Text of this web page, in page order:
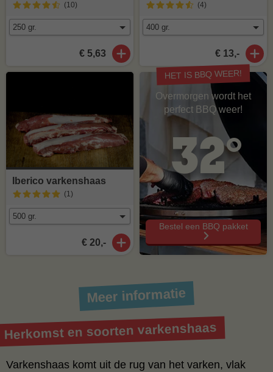
(10)
€ 5,63
(4)
€ 13,-
Iberico varkenshaas
(1)
€ 20,-
HET IS BBQ WEER!
Overmorgen wordt het
perfect BBQ weer!
32°
Bestel een BBQ pakket
Meer informatie
Herkomst en soorten varkenshaas
Varkenshaas komt uit de rug van het varken, vlak